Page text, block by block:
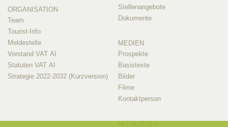
ORGANISATION
Team
Tourist-Info
Meldestelle
Vorstand VAT AI
Statuten VAT AI
Strategie 2022-2032 (Kurzversion)
Stellenangebote
Dokumente
MEDIEN
Prospekte
Basistexte
Bilder
Filme
Kontaktperson